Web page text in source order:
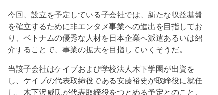
今回、設立を予定している子会社では、新たな収益基盤
を確立するために非エンタメ事業への進出を目指してお
り、ベトナムの優秀な人材を日本企業へ派遣あるいは紹
介することで、事業の拡大を目指していくそうだ。
当該子会社はケイブおよび学校法人木下学園が出資を
し、ケイブの代表取締役である安藤裕史が取締役に就任
し、木下沢威氏が代表取締役をつとめる予定とのこと。